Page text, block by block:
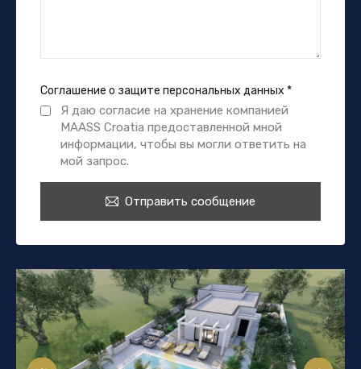
Соглашение о защите персональных данных *
Я даю согласие на хранение компанией
MAASS Croatia предоставленной мной
информации, чтобы вы могли ответить на
мой запрос.
Отправить сообщение